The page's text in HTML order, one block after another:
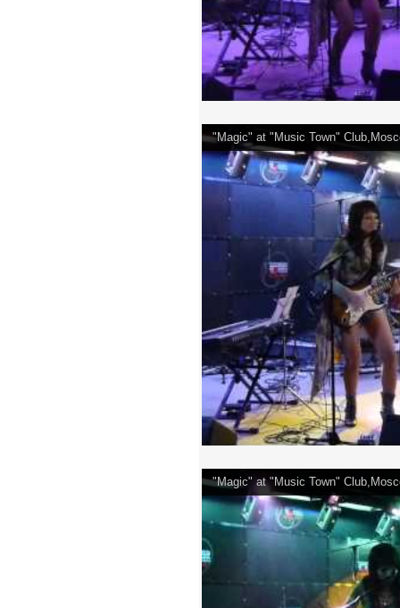
"Magic" at "Music Town"
"Magic" at "Music Town"